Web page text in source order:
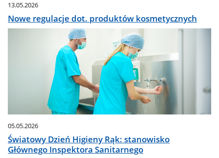
13.05.2026
Nowe regulacje dot. produktów kosmetycznych
05.05.2026
Światowy Dzień Higieny Rąk: stanowisko
Głównego Inspektora Sanitarnego